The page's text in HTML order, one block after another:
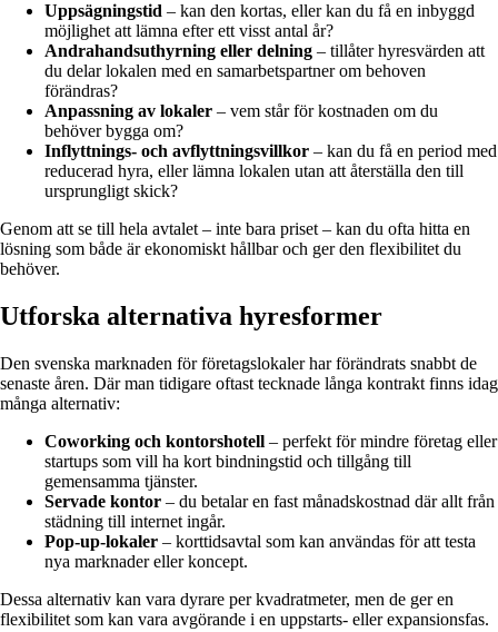
Uppsägningstid – kan den kortas, eller kan du få en inbyggd
möjlighet att lämna efter ett visst antal år?
Andrahandsuthyrning eller delning – tillåter hyresvärden att
du delar lokalen med en samarbetspartner om behoven
förändras?
Anpassning av lokaler – vem står för kostnaden om du
behöver bygga om?
Inflyttnings- och avflyttningsvillkor – kan du få en period med
reducerad hyra, eller lämna lokalen utan att återställa den till
ursprungligt skick?
Genom att se till hela avtalet – inte bara priset – kan du ofta hitta en
lösning som både är ekonomiskt hållbar och ger den flexibilitet du
behöver.
Utforska alternativa hyresformer
Den svenska marknaden för företagslokaler har förändrats snabbt de
senaste åren. Där man tidigare oftast tecknade långa kontrakt finns idag
många alternativ:
Coworking och kontorshotell – perfekt för mindre företag eller
startups som vill ha kort bindningstid och tillgång till
gemensamma tjänster.
Servade kontor – du betalar en fast månadskostnad där allt från
städning till internet ingår.
Pop-up-lokaler – korttidsavtal som kan användas för att testa
nya marknader eller koncept.
Dessa alternativ kan vara dyrare per kvadratmeter, men de ger en
flexibilitet som kan vara avgörande i en uppstarts- eller expansionsfas.